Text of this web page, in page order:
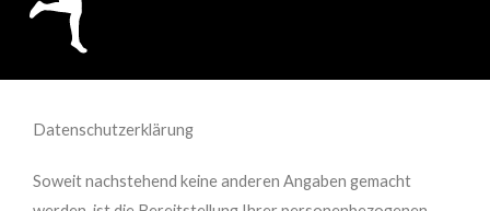
Datenschutzerklärung
Soweit nachstehend keine anderen Angaben gemacht